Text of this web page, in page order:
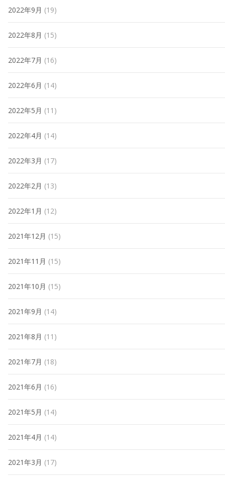
2022年9月 (19)
2022年8月 (15)
2022年7月 (16)
2022年6月 (14)
2022年5月 (11)
2022年4月 (14)
2022年3月 (17)
2022年2月 (13)
2022年1月 (12)
2021年12月 (15)
2021年11月 (15)
2021年10月 (15)
2021年9月 (14)
2021年8月 (11)
2021年7月 (18)
2021年6月 (16)
2021年5月 (14)
2021年4月 (14)
2021年3月 (17)